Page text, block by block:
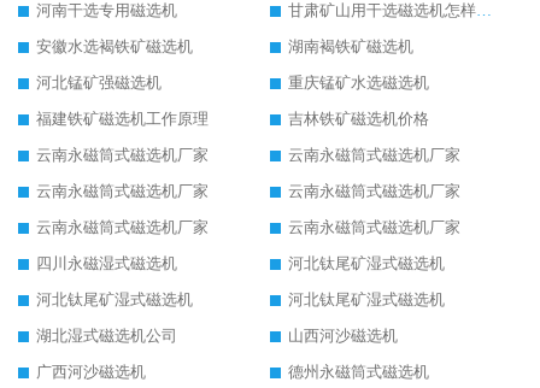
河南干选专用磁选机
甘肃矿山用干选磁选机怎样调磁
安徽水选褐铁矿磁选机
湖南褐铁矿磁选机
河北锰矿强磁选机
重庆锰矿水选磁选机
福建铁矿磁选机工作原理
吉林铁矿磁选机价格
云南永磁筒式磁选机厂家
云南永磁筒式磁选机厂家
云南永磁筒式磁选机厂家
云南永磁筒式磁选机厂家
云南永磁筒式磁选机厂家
云南永磁筒式磁选机厂家
四川永磁湿式磁选机
河北钛尾矿湿式磁选机
河北钛尾矿湿式磁选机
河北钛尾矿湿式磁选机
湖北湿式磁选机公司
山西河沙磁选机
广西河沙磁选机
德州永磁筒式磁选机